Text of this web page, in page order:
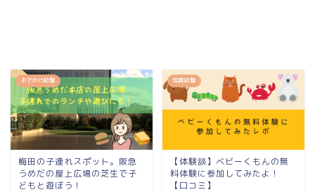
おでかけ記録
梅田の子連れスポット。阪急
うめだの屋上広場の芝生で子
どもと遊ぼう！
知育記録
【体験談】ベビーくもんの無
料体験に参加してみたよ！
【口コミ】